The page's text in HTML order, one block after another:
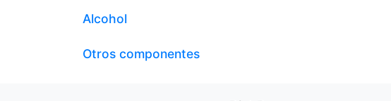
Alcohol
Otros componentes